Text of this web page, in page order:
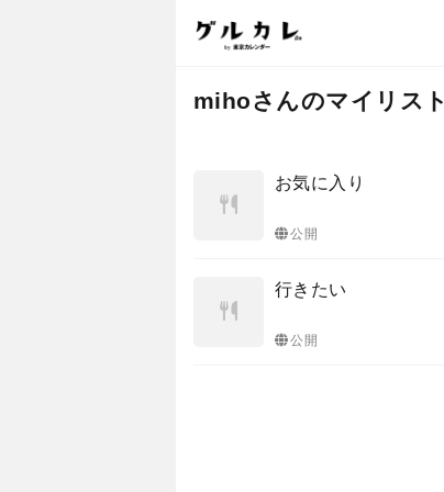
mihoさんのマイリスト
お気に入り
公開
行きたい
公開